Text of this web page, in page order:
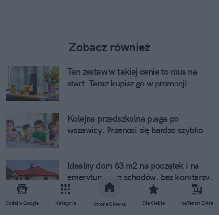
Dodaj w Google Kategorie Strona Główna Dla Ciebie naTemat Extra
Zobacz również
Ten zestaw w takiej cenie to mus na
start. Teraz kupisz go w promocji
Kolejna przedszkolna plaga po
wszawicy. Przenosi się bardzo szybko
Idealny dom 63 m2 na początek i na
emeryturę. Bez schodów, bez korytarzy,
bez... kredytu